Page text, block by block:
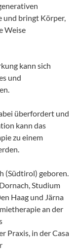
und bringt Körper,
Weise
kann sich
und
überfordert und
kann das
zu einem
(Südtirol) geboren.
Studium
Haag und Järna
an der
Praxis, in der Casa